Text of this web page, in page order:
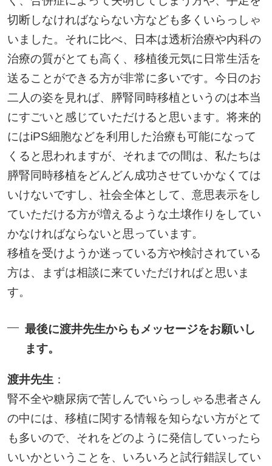
切断しなければならない方なども多くいらっしゃ
いました。それに比べ、日本は透析治療や内科の
治療の質がとても高く、移植後元気に日常生活を
送ることができる方が非常に多いです。今日のお
二人の姿を見れば、膵腎同時移植というのは本当
にすごいと感じていただけると思います。将来的
にはiPS細胞などを利用した治療も可能になって
くると思われますが、それまでの間は、私たちは
膵腎同時移植をどんどん成功させていかなくては
いけないですし、社会全体として、意思表示をし
ていただける方が増えるような土壌作りをしてい
かなければならないと思っています。
移植を受けようか迷っている方や検討されている
方は、まずは相談に来ていただければと思いま
す。
最後に渡井先生からもメッセージをお願いし
ます。
渡井先生 ：
腎不全や糖尿病で苦しんでいらっしゃる患者さん
の中には、移植に関する情報を知らない方がとて
も多いので、それをどのように発信していったら
いいかということを、いろいろと試行錯誤してい